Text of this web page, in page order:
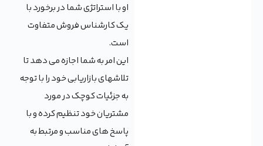
او با استراتژی شما در برخورد با
یک کارشناس فروش متفاوت
است.
این امر به شما اجازه می دهد تا
تلاشهای بازاریابی خود را با توجه
به جزئیات کوچک در مورد
مشتریان خود تنظیم کرده و با
پاسخ های مناسب و مرتبط به